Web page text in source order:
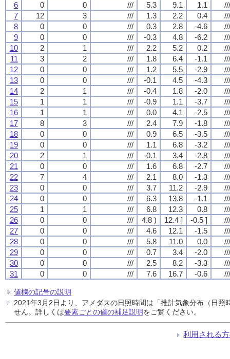
6
0 0 /// 5.3 9.1 1.1
///
7
12 3 /// 1.3 2.2 0.4
///
8
0 0 /// 0.3 2.8 -4.6
///
9
0 0 /// -0.3 4.8 -6.2
///
10
2 1 /// 2.2 5.2 0.2
///
11
3 2 /// 1.8 6.4 -1.1
///
12
0 0 /// 1.2 5.5 -2.9
///
13
0 0 /// -0.1 4.5 -4.3
///
14
2 1 /// -0.4 1.8 -2.0
///
15
1 1 /// -0.9 1.1 -3.7
///
16
1 1 /// 0.0 4.1 -2.5
///
17
8 3 /// 2.4 7.9 -1.8
///
18
0 0 /// 0.9 6.5 -3.5
///
19
0 0 /// 1.1 6.8 -3.2
///
20
2 1 /// -0.1 3.4 -2.8
///
21
0 0 /// 1.6 6.8 -2.7
///
22
7 4 /// 2.1 8.0 -1.3
///
23
0 0 /// 3.7 11.2 -2.9
///
24
0 0 /// 6.3 13.8 -1.1
///
25
1 1 /// 6.8 12.3 0.8
///
26
0 0 /// 4.8 ) 12.4 ] -0.5 ]
///
27
0 0 /// 4.6 12.1 -1.5
///
28
0 0 /// 5.8 11.0 0.0
///
29
0 0 /// 0.7 3.4 -2.0
///
30
0 0 /// 2.5 8.2 -3.3
///
31
0 0 /// 7.6 16.7 -0.6 ///
値欄の記号の説明
2021年3月2日より、アメダスの日照時間は「推計気象分布（日
せん。詳しくは要素ごとの値の補足説明をご覧ください。
利用される